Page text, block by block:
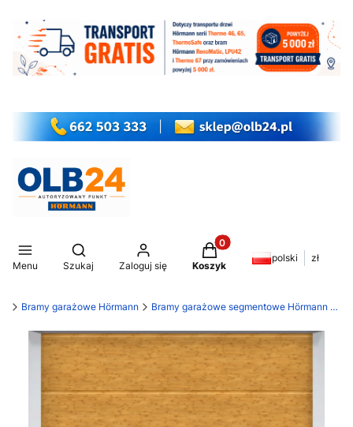
Menu
Otwórz wyszukiwarkę
Szukaj Zaloguj się
Produkty w koszyku: 0.
Koszyk
polski zł
Bramy garażowe Hörmann Bramy garażowe segmentowe Hörmann LPU 42